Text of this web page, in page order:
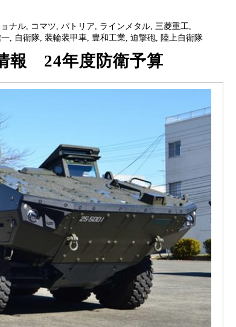
ナル, コマツ,パトリア, ラインメタル,三菱重工,
, 自衛隊, 装輪装甲車, 豊和工業, 迫撃砲, 陸上自衛隊
報 24年度防衛予算